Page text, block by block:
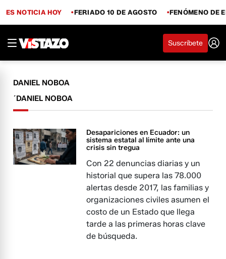
ES NOTICIA HOY FERIADO 10 DE AGOSTO FENÓMENO DE
Suscríbete
DANIEL NOBOA
´DANIEL NOBOA
Desapariciones en Ecuador: un
sistema estatal al límite ante una
crisis sin tregua
Con 22 denuncias diarias y un
historial que supera las 78.000
alertas desde 2017, las familias y
organizaciones civiles asumen el
costo de un Estado que llega
tarde a las primeras horas clave
de búsqueda.